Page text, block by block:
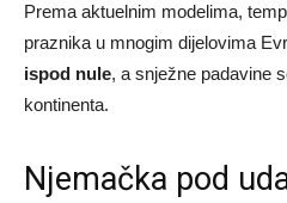
Prema aktuelnim modelima,
praznika u mnogim dijelovima
ispod nule, a snježne padavine
kontinenta.
Njemačka pod